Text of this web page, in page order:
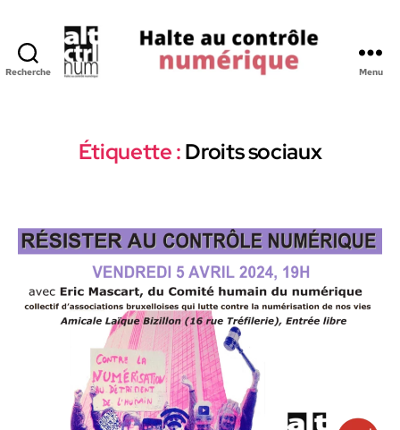
Recherche
Numerique
Menu
Étiquette :Droits sociaux